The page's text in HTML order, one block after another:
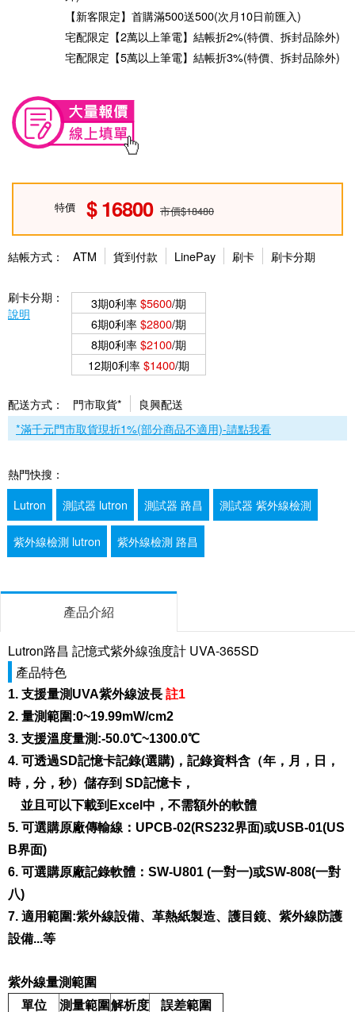
【新客限定】首購滿500送500(次月10日前匯入)
宅配限定【2萬以上筆電】結帳折2%(特價、拆封品除外)
宅配限定【5萬以上筆電】結帳折3%(特價、拆封品除外)
特價 16800 市價$18480
結帳方式： ATM 貨到付款 LinePay 刷卡 刷卡分期
刷卡分期：
說明
3期0利率$5600/期
6期0利率$2800/期
8期0利率$2100/期
12期0利率$1400/期
配送方式： 門市取貨*
良興配送
*滿千元門市取貨現折1%(部分商品不適用)-請點我看
熱門快搜：
Lutron
測試器 lutron 測試器 路昌 測試器 紫外線檢測
紫外線檢測 lutron 紫外線檢測 路昌
產品介紹
Lutron路昌 記憶式紫外線強度計 UVA-365SD
產品特色
1. 支援量測UVA紫外線波長 註1
2. 量測範圍:0~19.99mW/cm2
3. 支援溫度量測:-50.0℃~1300.0℃
4. 可透過SD記憶卡記錄(選購)，記錄資料含（年，月，日，
時，分，秒）儲存到 SD記憶卡，
並且可以下載到Excel中，不需額外的軟體
5. 可選購原廠傳輸線：UPCB-02(RS232界面)或USB-01(US
B界面)
6. 可選購原廠記錄軟體：SW-U801 (一對一)或SW-808(一對
八)
7. 適用範圍:紫外線設備、革熱紙製造、護目鏡、紫外線防護
設備...等
紫外線量測範圍
單位
測量範圍解析度 誤差範圍